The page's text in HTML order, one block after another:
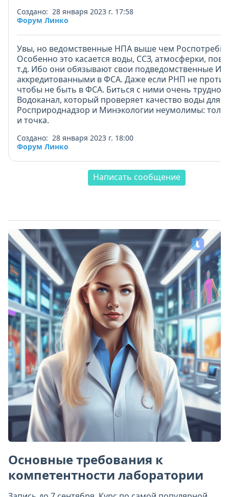
Создано: 28 января 2023 г. 17:58
Форум Линко
Увы, но ведомственные НПА выше чем
Особенно это касается воды, ССЗ, атмосферки,
т.д. Ибо они обязывают свои подведомственные
аккредитованными в ФСА. Даже если РНП не против
чтобы не быть в ФСА. Биться с ними очень трудно.
Водоканал, который проверяет качество воды для
Росприроднадзор и Минэкологии неумолимы:
и точка.
Создано: 28 января 2023 г. 18:00
Форум Линко
Написать сообщение
Основные требования к
компетентности лаборатории